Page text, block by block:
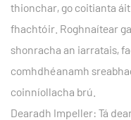
thionchar, go coitianta
fhachtóir. Roghnaítear
shonracha an iarratais,
comhdhéanamh
coinníollacha brú.
Dearadh Impeller: Tá